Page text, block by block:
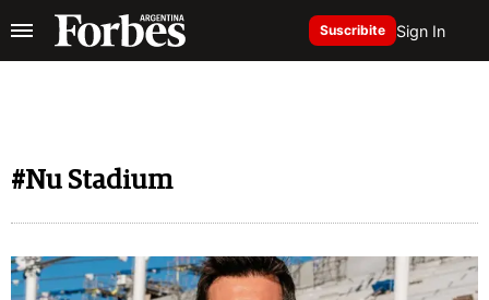
Suscribite Sign In
#Nu Stadium